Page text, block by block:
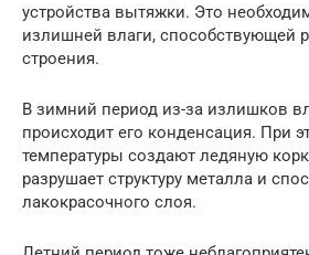
устройства вытяжки. Это
излишней влаги, способствующей
строения.
В зимний период из-за излишков
происходит его конденсация. При
температуры создают ледяную
разрушает структуру металла и
лакокрасочного слоя.